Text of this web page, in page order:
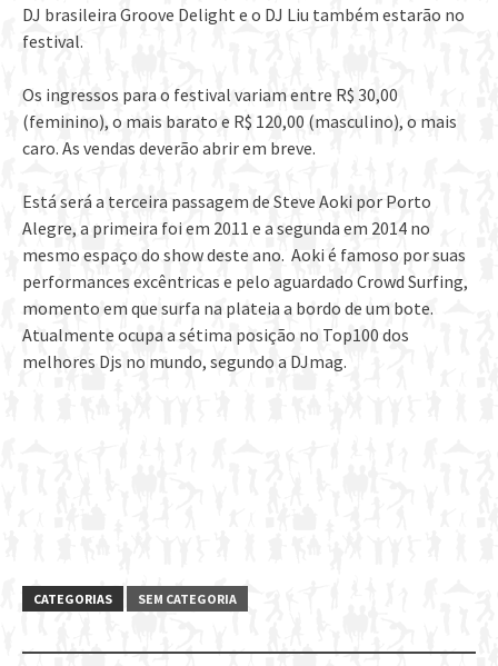
DJ brasileira Groove Delight e o DJ Liu também estarão no
festival.
Os ingressos para o festival variam entre R$ 30,00
(feminino), o mais barato e R$ 120,00 (masculino), o mais
caro. As vendas deverão abrir em breve.
Está será a terceira passagem de Steve Aoki por Porto
Alegre, a primeira foi em 2011 e a segunda em 2014 no
mesmo espaço do show deste ano. Aoki é famoso por suas
performances excêntricas e pelo aguardado Crowd Surfing,
momento em que surfa na plateia a bordo de um bote.
Atualmente ocupa a sétima posição no Top100 dos
melhores Djs no mundo, segundo a DJmag.
CATEGORIAS SEM CATEGORIA